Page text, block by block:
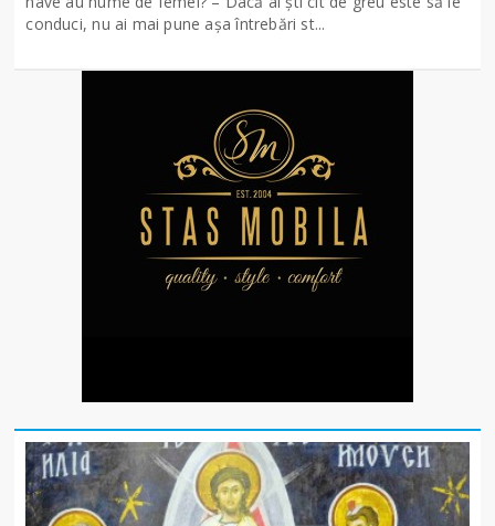
conduci, nu ai mai pune așa întrebări st...